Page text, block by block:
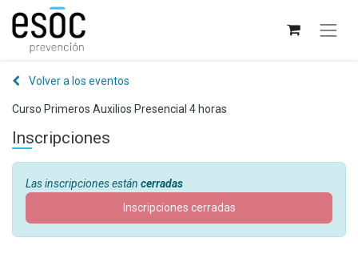
Volver a los eventos
Curso Primeros Auxilios Presencial 4 horas
Inscripciones
Las inscripciones están cerradas
Inscripciones cerradas